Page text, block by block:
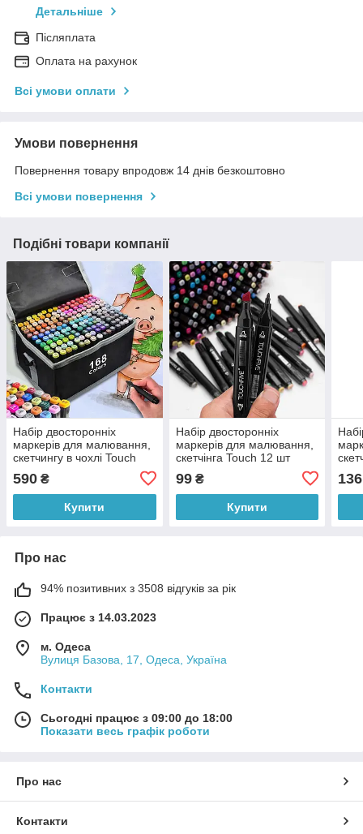
Детальніше
Післяплата
Оплата на рахунок
Всі умови оплати
Умови повернення
Повернення товару впродовж 14 днів безкоштовно
Всі умови повернення
Подібні товари компанії
Набір двосторонніх
маркерів для малювання,
скетчингу в чохлі Touch
(X05/2520)
590 ₴
Купити
Набір двосторонніх
маркерів для малювання,
скетчінга Touch 12 шт
спиртові фломастери (без
чохла)
99₴
Купити
136
Про нас
94% позитивних з 3508 відгуків за рік
Працює з 14.03.2023
м. Одеса
Вулиця Базова, 17, Одеса, Україна
Контакти
Сьогодні працює з 09:00 до 18:00
Показати весь графік роботи
Про нас
Контакти